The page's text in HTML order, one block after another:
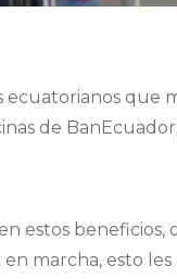
que
de
beneficios,
marcha, esto